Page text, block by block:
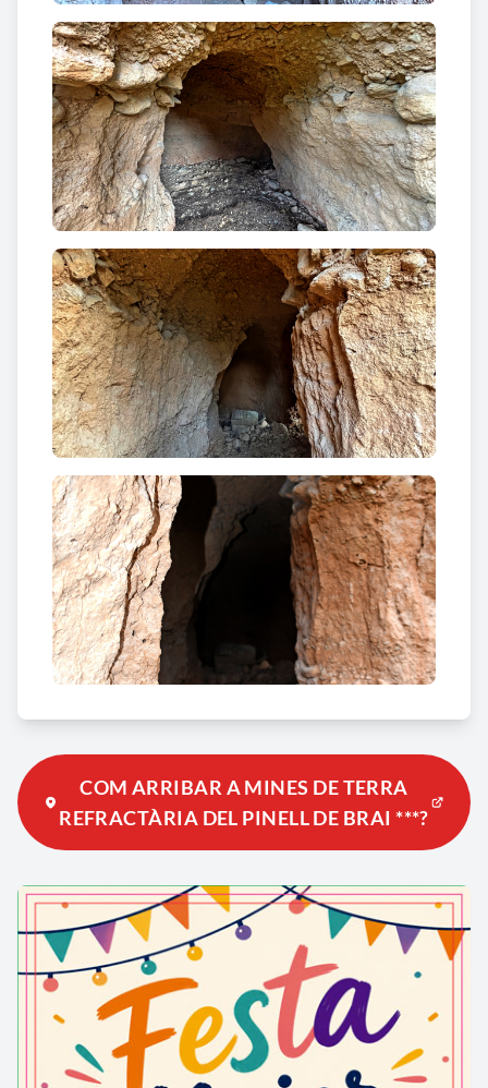
COM ARRIBAR A MINES DE TERRA
REFRACTÀRIA DEL PINELL DE BRAI ***?